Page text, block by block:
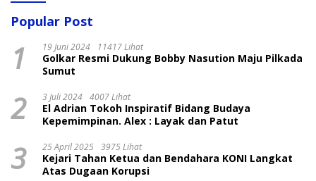
Popular Post
1 19 Juni 2024 11417 Lihat
Golkar Resmi Dukung Bobby Nasution Maju Pilkada
Sumut
2 3 Juli 2024 4007 Lihat
El Adrian Tokoh Inspiratif Bidang Budaya
Kepemimpinan. Alex : Layak dan Patut
3 25 April 2025 3975 Lihat
Kejari Tahan Ketua dan Bendahara KONI Langkat
Atas Dugaan Korupsi